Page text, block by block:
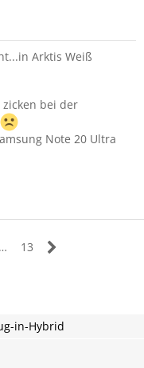
Arktis Weiß
zicken bei der
Note 20 Ultra
… 13
in-Hybrid